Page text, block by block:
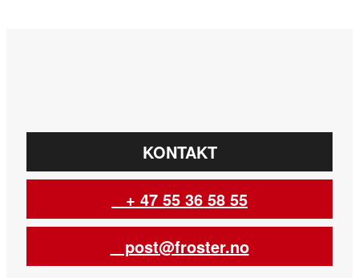
KONTAKT
+ 47 55 36 58 55
post@froster.no